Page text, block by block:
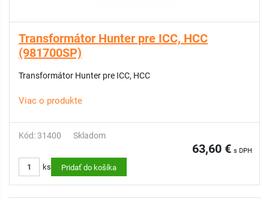
Transformátor Hunter pre ICC, HCC
(981700SP)
Transformátor Hunter pre ICC, HCC
Viac o produkte
Kód: 31400 Skladom
63,60 € s DPH
ks Pridať do košíka